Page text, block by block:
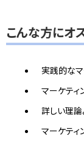
こんな方にオ
実践的な
マーケテ
詳しい理論
マーケティ